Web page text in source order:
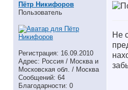
Пётр Никифоров
Пользователь
Регистрация: 16.09.2010
Адрес: Россия / Москва и
Московская обл. / Москва
Сообщений: 64
Благодарности: 0
Не